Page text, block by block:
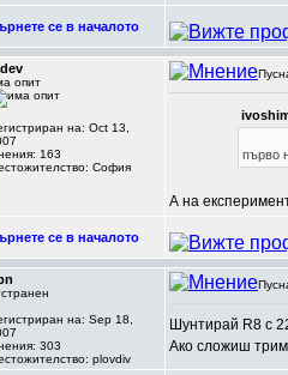
се в началото
опит
на: Oct 13,
163
София
първо
А на
се в началото
на: Sep 18,
303
plovdiv
Шунтирай R8 с
Ако сложиш